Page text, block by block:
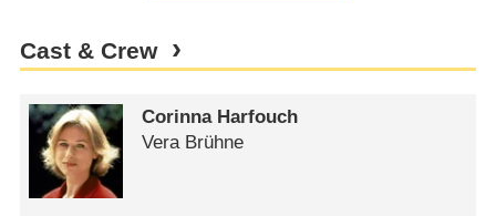
Cast & Crew
Corinna Harfouch
Vera Brühne